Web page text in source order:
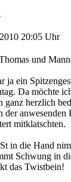
20:05 Uhr
und
ja ein
Da möchte
ganz herzlich
der anwesenden
mitklatschten.
in die Hand
Schwung in
das Twistbein!